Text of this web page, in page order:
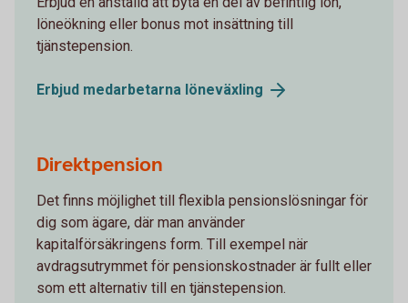
löneökning eller bonus mot insättning till
tjänstepension.
Erbjud medarbetarna löneväxling
Direktpension
Det finns möjlighet till flexibla pensionslösningar för
dig som ägare, där man använder
kapitalförsäkringens form. Till exempel när
avdragsutrymmet för pensionskostnader är fullt eller
som ett alternativ till en tjänstepension.